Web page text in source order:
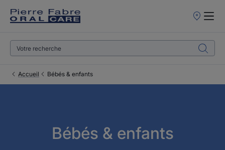
Points
Accueil Bébés & enfants
Bébés & enfants